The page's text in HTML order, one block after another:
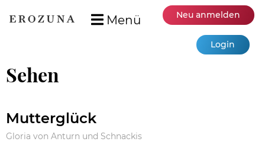
Menü Neu anmelden
Login
Sehen
Mutterglück
Gloria von Anturn und Schnackis